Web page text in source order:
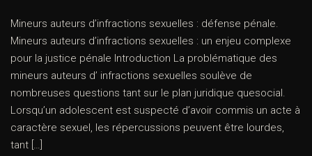
Mineurs auteurs d’infractions sexuelles : défense pénale.
Mineurs auteurs d’infractions sexuelles : un enjeu complexe
pour la justice pénale Introduction La problématique des
mineurs auteurs d’ infractions sexuelles soulève de
nombreuses questions tant sur le plan juridique quesocial.
Lorsqu’un adolescent est suspecté d’avoir commis un acte à
caractère sexuel, les répercussions peuvent être lourdes,
tant […]